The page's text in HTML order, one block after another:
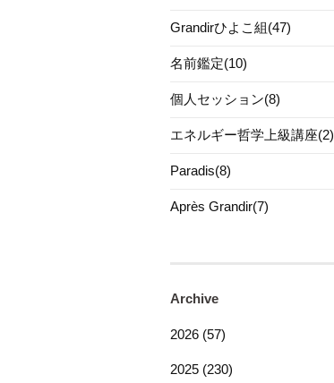
Grandirひよこ組(47)
名前鑑定(10)
個人セッション(8)
エネルギー哲学上級講座(2)
Paradis(8)
Après Grandir(7)
Archive
2026 (57)
2025 (230)